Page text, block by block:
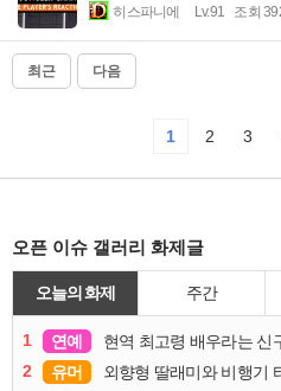
히스파니에 Lv.91 조회
최근 다음
1 2 3
오픈 이슈 갤러리 화제글
오늘의 화제 주간
1 연예 현역 최고령 배우라는 신
2
유머 외향형 딸래미와 비행기